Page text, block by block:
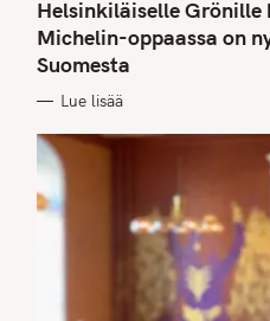
T
E
G
O
R
I
S
Helsinkiläiselle
Michelin-oppaassa on
Suomesta
Lue lisää